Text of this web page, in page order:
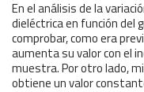
En el análisis de la
dieléctrica en función del
comprobar, como era
aumenta su valor con el
muestra. Por otro lado,
obtiene un valor